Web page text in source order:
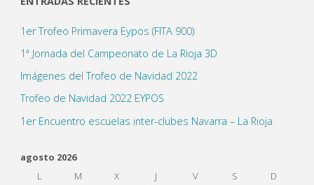
1er Trofeo Primavera Eypos (FITA 900)
1ª Jornada del Campeonato de La Rioja 3D
Imágenes del Trofeo de Navidad 2022
Trofeo de Navidad 2022 EYPOS
1er Encuentro escuelas inter-clubes Navarra – La Rioja
agosto 2026
L
M X J V S D